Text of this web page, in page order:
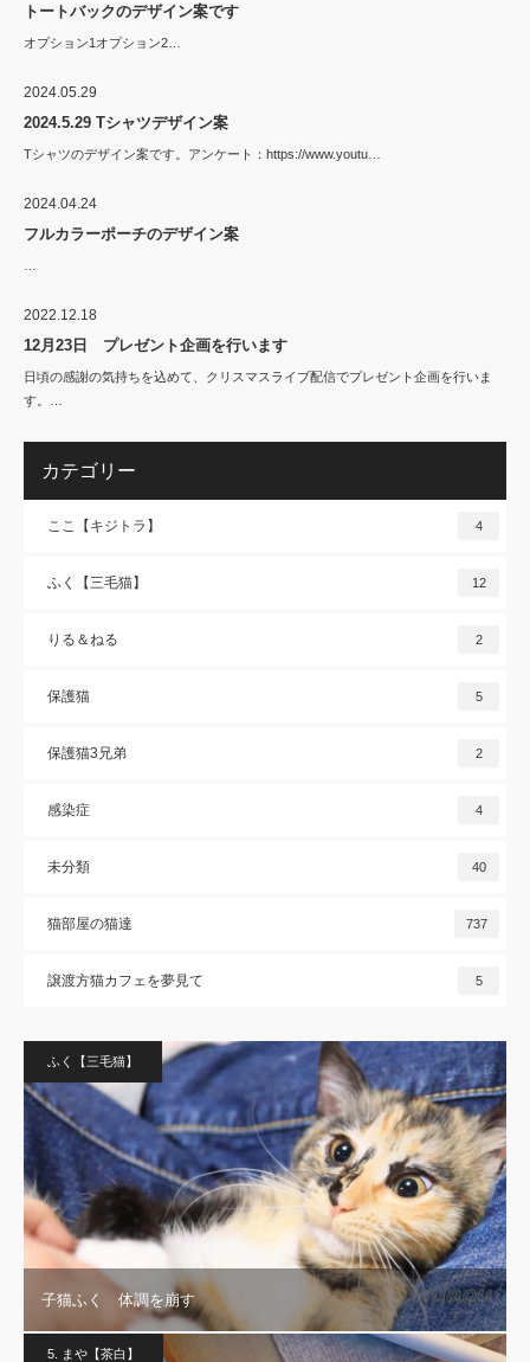
トートバックのデザイン案です
オプション1オプション2…
2024.05.29
2024.5.29 Tシャツデザイン案
Tシャツのデザイン案です。アンケート：https://www.youtu…
2024.04.24
フルカラーポーチのデザイン案
2022.12.18
12月23日 プレゼント企画を行います
日頃の感謝の気持ちを込めて、クリスマスライブ配信でプレゼント企画を行いま
す。…
カテゴリー
ここ【キジトラ】 4
ふく【三毛猫】 12
りる＆ねる 2
保護猫 5
保護猫3兄弟 2
感染症 4
未分類 40
猫部屋の猫達 737
譲渡方猫カフェを夢見て 5
ふく【三毛猫】
子猫ふく 体調を崩す
5. まや【茶白】